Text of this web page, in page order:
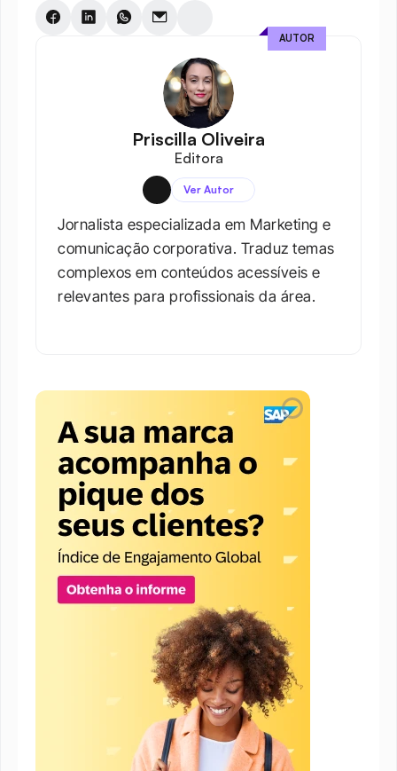
Priscilla Oliveira
Editora
Ver Autor
Jornalista especializada em Marketing e
comunicação corporativa. Traduz temas
complexos em conteúdos acessíveis e
relevantes para profissionais da área.​
AUTOR